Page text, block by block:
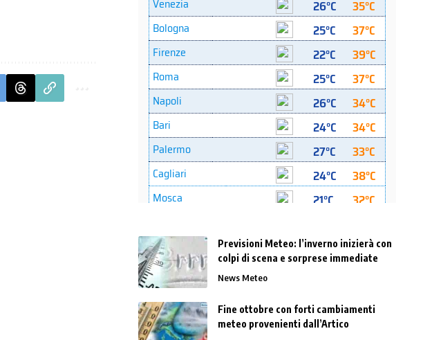
Previsioni Meteo: l’inverno inizierà con
colpi di scena e sorprese immediate
News Meteo
Fine ottobre con forti cambiamenti
meteo provenienti dall’Artico